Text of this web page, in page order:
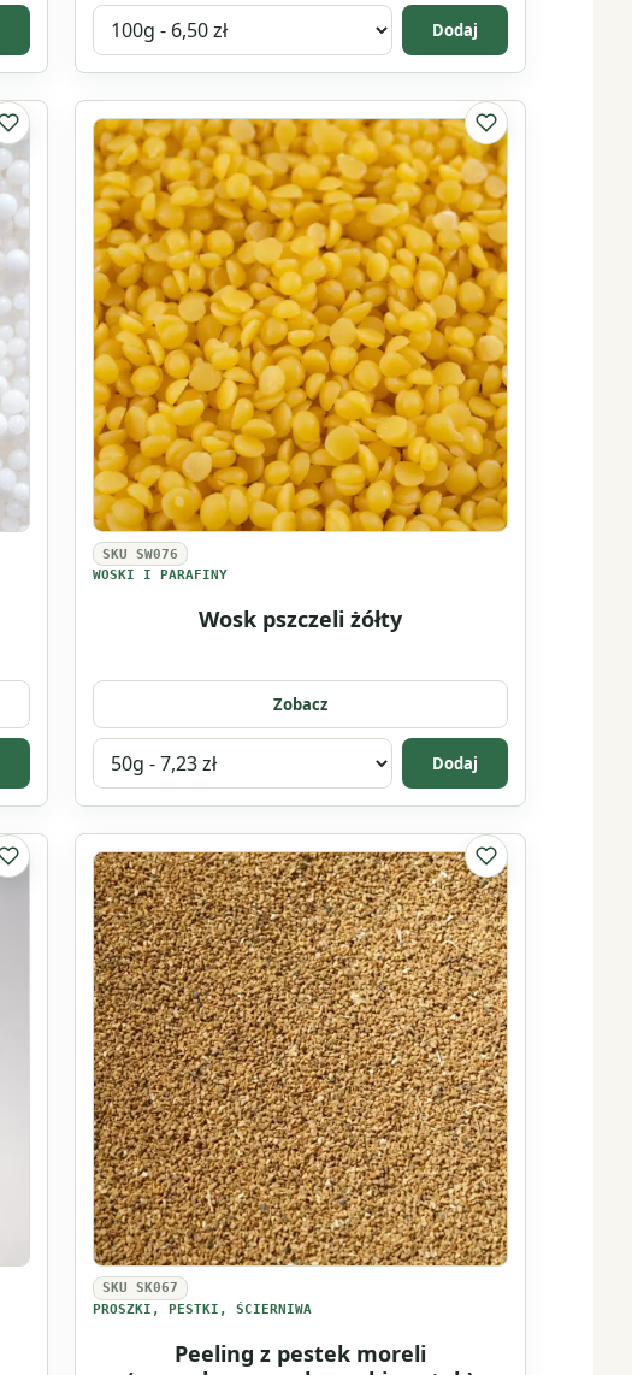
Wybierz
wariant
produktu
Masło
shea
Dodaj
Do listy ulubionych
SKU SW076
WOSKI I PARAFINY
Wosk pszczeli żółty
Do listy
Zobacz
Wybierz
wariant
produktu
Wosk
pszczeli
żółty
Dodaj
Do listy ulubionych
SKU SK067
PROSZKI, PESTKI, ŚCIERNIWA
Peeling z pestek moreli
Do listy